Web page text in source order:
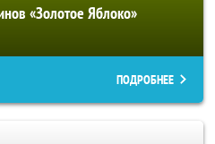
«Золотое Яблоко»
ПОДРОБНЕЕ